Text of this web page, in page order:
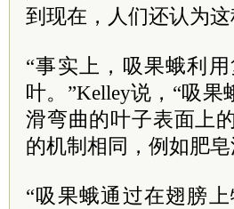
到现在，人们还认为
“事实上，吸果蛾利
叶。”Kelley说，“吸
滑弯曲的叶子表面上
的机制相同，例如肥
“吸果蛾通过在翅膀